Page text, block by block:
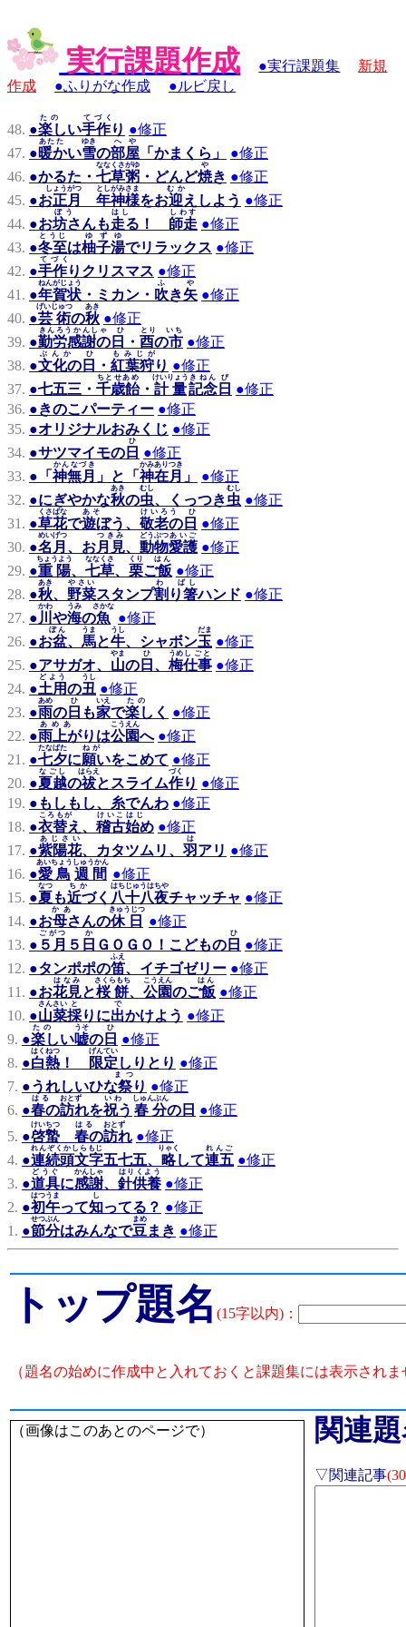
実行課題作成 ●実行課題集
新規
作成
●ふりがな作成 ●ルビ戻し
48. ●楽しい
たの
手作り
てづく
●修正
47. ●暖かい
あたた
雪
ゆき
の部屋
へや
「かまくら」 ●修正
46. ●かるた・ 七草粥
ななくさがゆ
・どんど焼き
や
●修正
45. ●お正月
しょうがつ
年
とし
神様
がみさま
をお迎え
むか
しよう ●修正
44. ●お坊さん
ぼう
も走る
はし
！ 師走
しわす
●修正
43. ●冬至
とうじ
は柚子
ゆず
湯
ゆ
でリラックス ●修正
42. ●手作り
てづく
クリスマス ●修正
41. ●年賀状
ねんがじょう
・ミカン・ 吹き矢
ふ や
●修正
40. ●芸術
げいじゅつ
の秋
あき
●修正
39. ●勤労感謝の日
きんろうかんしゃ ひ
・ 酉の市
とり いち
●修正
38. ●文化の日
ぶんか ひ
・ 紅葉狩り
もみじが
●修正
37. ●七五三・ 千歳飴
ちとせあめ
・ 計量
けいりょう
記念
きねん
日
び
●修正
36. ●きのこパーティー ●修正
35. ●オリジナルおみくじ ●修正
34. ●サツマイモの 日
ひ
●修正
33. ● 「神無月
かんなづき
」と「神在
かみあり
月
つき
」 ●修正
32. ●にぎやかな秋
あき
の虫
むし
、くっつき虫
むし
●修正
31. ●草花
くさばな
で遊ぼ
あそ
う、 敬老の日
けいろう ひ
●修正
30. ●名月
めいげつ
、お月見
つきみ
、 動物
どうぶつ
愛護
あいご
●修正
29. ●重陽
ちょうよう
、 七草
ななくさ
、 栗
くり
ご飯
はん
●修正
28. ●秋
あき
、 野菜
やさい
スタンプ割り箸
わ ばし
ハンド ●修正
27. ● 川
かわ
や海
うみ
の魚
さかな
●修正
26. ●お盆
ぼん
、 馬
うま
と牛
うし
、シャボン玉
だま
●修正
25. ●アサガオ、 山
やま
の 日
ひ
、 梅
うめ
仕事
しごと
●修正
24. ●土用
どよう
の丑
うし
●修正
23. ●雨
あめ
の 日
ひ
も家
いえ
で楽しく
たの
●修正
22. ●雨上がり
あめあ
は公園
こうえん
へ ●修正
21. ●七夕
たなばた
に願い
ねが
をこめて ●修正
20. ●夏越
なごし
の祓
はらえ
とスライム作
づく
り ●修正
19. ● もしもし、糸でんわ ●修正
18. ●衣替え
ころもが
、 稽古
けいこ
始め
はじ
●修正
17. ●紫陽花
あじさい
、カタツムリ、 羽
は
アリ ●修正
16. ●愛鳥
あいちょう
週間
しゅうかん
●修正
15. ●夏
なつ
も近づく
ちか
八十八夜
はちじゅうはちや
チャッチャ ●修正
14. ●お母さん
かあ
の休日
きゅうじつ
●修正
13. ● ５月
ごがつ
５ 日
か
ＧＯＧＯ！ こどもの日
ひ
●修正
12. ●タンポポの笛
ふえ
、イチゴゼリー ●修正
11. ●お花見
はなみ
と桜餅
さくらもち
、 公園
こうえん
のご飯
はん
●修正
10. ●山菜
さんさい
採り
と
に出かけよ
で
う ●修正
9. ●楽しい
たの
嘘
うそ
の 日
ひ
●修正
8. ●白熱
はくねつ
！ 限定
げんてい
しりとり ●修正
7. ●うれしいひな祭り
まつ
●修正
6. ●春の
はる
訪れ
おとず
を祝う
いわ
春分
しゅんぶん
の日 ●修正
5. ●啓蟄
けいちつ
春の
はる
訪れ
おとず
●修正
4. ●連続頭文字
れんぞくかしらもじ
五七五、 略
りゃく
して連五
れんご
●修正
3. ●道具
どうぐ
に感謝
かんしゃ
、 針供養
はりくよう
●修正
2. ●初午
はつうま
って知っ
し
てる？ ●修正
1. ●節分
せつぶん
はみんなで豆
まめ
まき ●修正
トップ題名 (15字以内)：
（題名の始めに作成中と入れておくと課題集には表示され
（画像はこのあとのページで） 関連
▽関連記事